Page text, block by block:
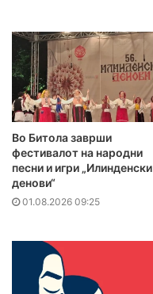
Во Битола заврши
фестивалот на народни
песни и игри „Илинденски
денови“
01.08.2026 09:25